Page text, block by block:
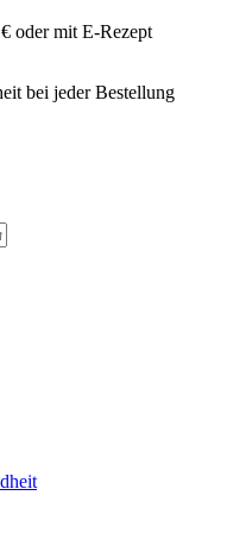
oder mit E-Rezept
bei jeder Bestellung